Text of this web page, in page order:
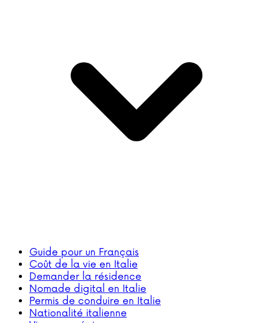
Guide pour un Français
Coût de la vie en Italie
Demander la résidence
Nomade digital en Italie
Permis de conduire en Italie
Nationalité italienne